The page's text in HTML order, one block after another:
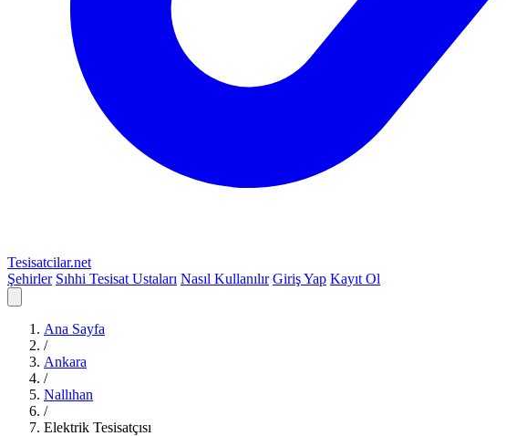
Tesisatcilar.net
Şehirler Sıhhi Tesisat Ustaları Nasıl Kullanılır Giriş Yap Kayıt Ol
Ana Sayfa
/
Ankara
/
Nallıhan
/
Elektrik Tesisatçısı